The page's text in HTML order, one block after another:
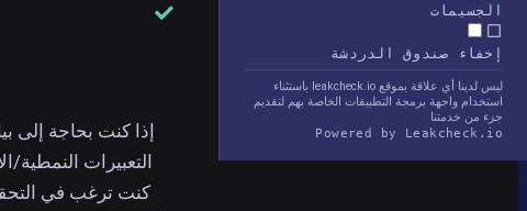
الجسيمات
إخفاء صندوق الدردشة
ليس لدينا أي علاقة بموقع leakcheck.io باستثناء
استخدام واجهة برمجة التطبيقات الخاصة بهم لتقديم
جزء من خدمتنا
Powered by Leakcheck.io
التعبيرات النمطية/
كنت ترغب في